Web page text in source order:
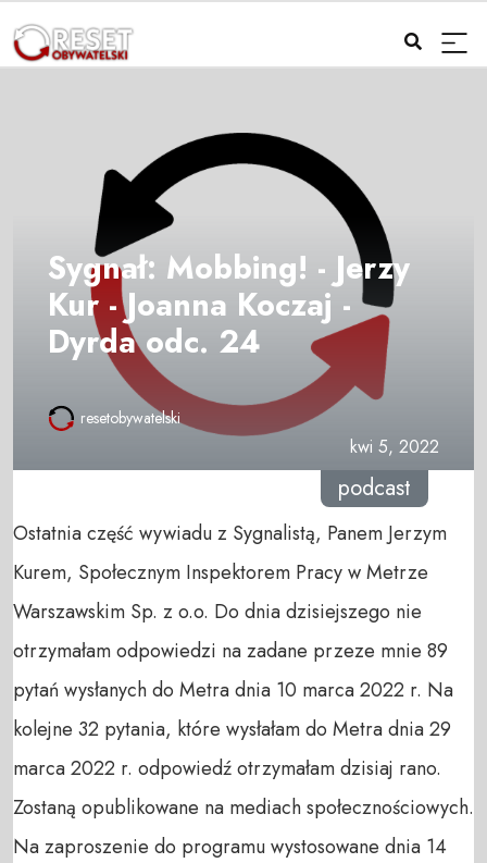
Sygnał: Mobbing! - Jerzy
Kur - Joanna Koczaj -
Dyrda odc. 24
resetobywatelski
kwi 5, 2022
podcast
Ostatnia część wywiadu z Sygnalistą, Panem Jerzym
Kurem, Społecznym Inspektorem Pracy w Metrze
Warszawskim Sp. z o.o. Do dnia dzisiejszego nie
otrzymałam odpowiedzi na zadane przeze mnie 89
pytań wysłanych do Metra dnia 10 marca 2022 r. Na
kolejne 32 pytania, które wysłałam do Metra dnia 29
marca 2022 r. odpowiedź otrzymałam dzisiaj rano.
Zostaną opublikowane na mediach społecznościowych.
Na zaproszenie do programu wystosowane dnia 14